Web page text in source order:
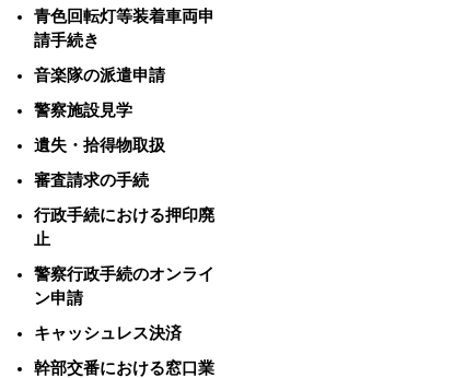
青色回転灯等装着車両申
請手続き
音楽隊の派遣申請
警察施設見学
遺失・拾得物取扱
審査請求の手続
行政手続における押印廃
止
警察行政手続のオンライ
ン申請
キャッシュレス決済
幹部交番における窓口業